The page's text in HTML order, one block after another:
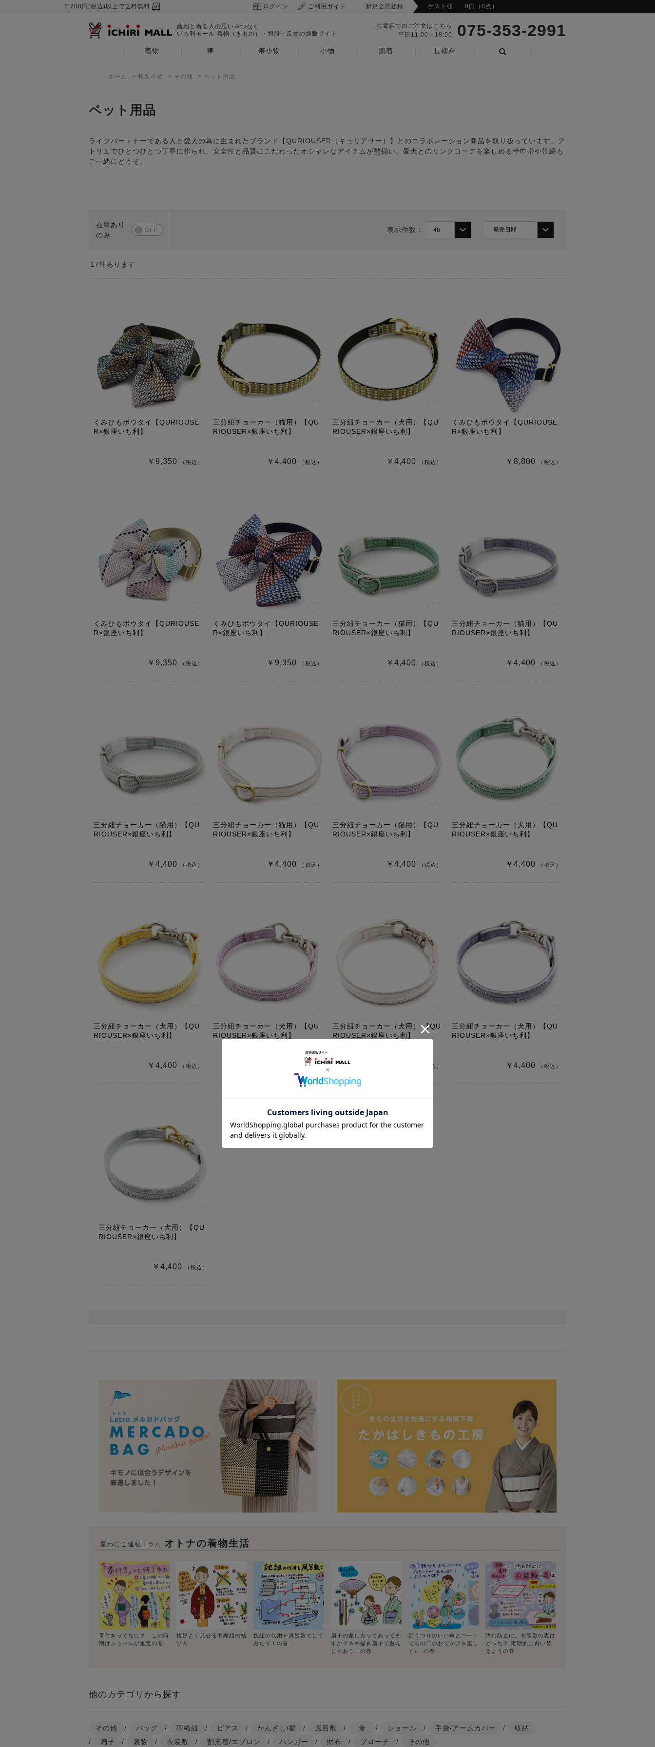
7,700円(税込)以上で送料無料 ログイン ご利用ガイド 新規会員登録 ゲスト様 0円（0点）
産地と着る人の思いをつなぐ
いち利モール 着物（きもの）・和服・反物の通販サイト
お電話でのご注文はこちら
平日11:00～18:00
075-353-2991
着物 帯 帯小物 小物 肌着
長襦袢
ホーム > 和装小物 > その他 > ペット用品
ペット用品
ライフパートナーである人と愛犬の為に生まれたブランド【QURIOUSER（キュリアサー）】とのコラボレーション商品を取り扱っています。ア
トリエでひとつひとつ丁寧に作られ、安全性と品質にこだわったオシャレなアイテムが勢揃い。愛犬とのリンクコーデを楽しめる半巾帯や帯締も
ご一緒にどうぞ。
表示件数：
17件あります
くみひもボウタイ【QURIOUSE
R×銀座いち利】
￥9,350 （税込）
三分紐チョーカー（猫用）【QU
RIOUSER×銀座いち利】
￥4,400 （税込）
三分紐チョーカー（犬用）【QU
RIOUSER×銀座いち利】
￥4,400 （税込）
くみひもボウタイ【QURIOUSE
R×銀座いち利】
￥8,800 （税込）
くみひもボウタイ【QURIOUSE
R×銀座いち利】
￥9,350 （税込）
くみひもボウタイ【QURIOUSE
R×銀座いち利】
￥9,350 （税込）
三分紐チョーカー（猫用）【QU
RIOUSER×銀座いち利】
￥4,400 （税込）
三分紐チョーカー（猫用）【QU
RIOUSER×銀座いち利】
￥4,400 （税込）
三分紐チョーカー（猫用）【QU
RIOUSER×銀座いち利】
￥4,400 （税込）
三分紐チョーカー（猫用）【QU
RIOUSER×銀座いち利】
￥4,400 （税込）
三分紐チョーカー（猫用）【QU
RIOUSER×銀座いち利】
￥4,400 （税込）
三分紐チョーカー（犬用）【QU
RIOUSER×銀座いち利】
￥4,400 （税込）
三分紐チョーカー（犬用）【QU
RIOUSER×銀座いち利】
￥4,400 （税込）
三分紐チョーカー（犬用）【QU
RIOUSER×銀座いち利】
（税込）
三分紐チョーカー（犬用） 【QU
RIOUSER×銀座いち利】
（税込）
三分紐チョーカー（犬用）【QU
RIOUSER×銀座いち利】
￥4,400 （税込）
三分紐チョーカー（犬用）【QU
RIOUSER×銀座いち利】
￥4,400 （税込）
星わにこ連載コラム オトナの着物生活
帯付きってなに？ この時
期はショールが重宝の巻
格好よく見せる羽織紐の結
び方
枕紐の代用を風呂敷でして
みたぞ！の巻
扇子の差し方ってあってま
すか？＆手描き扇子で遊ん
じゃおう！の巻
顔うつりのいい傘とコート
で雨の日のおでかけを楽し
く♪ の巻
汚れ防止に。衣装敷の表は
どっち？ 定期的に買い替
えようの巻
他のカテゴリから探す
その他 / バッグ / 羽織紐 / ピアス / かんざし/櫛 / 風呂敷 / 傘 / ショール / 手袋/アームカバー /
収納
/
扇子 / 裏物 / 衣装敷 / 割烹着/エプロン / ハンガー / 財布 / ブローチ / その他